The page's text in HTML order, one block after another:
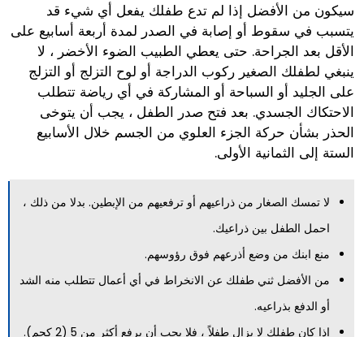
سيكون من الأفضل إذا لم تدع طفلك يفعل أي شيء قد
يتسبب في سقوط أو إصابة في الصدر لمدة أربعة أسابيع على
الأقل بعد الجراحة. حتى يعطي الطبيب الضوء الأخضر ، لا
ينبغي لطفلك الصغير ركوب الدراجة أو لوح التزلج أو التزلج
على الجليد أو السباحة أو المشاركة في أي رياضة تتطلب
الاحتكاك الجسدي. بعد فتح صدر الطفل ، يجب أن يتوخى
الحذر بشأن حركة الجزء العلوي من الجسم خلال الأسابيع
الستة إلى الثمانية الأولى.
لا تمسك الصغار من ذراعيهم أو ترفعيهم من الإبطين. بدلا من ذلك ،
احمل الطفل بين ذراعيك.
منع ابنك من وضع أذرعهم فوق رؤوسهم.
من الأفضل ثني طفلك عن الانخراط في أي أعمال تتطلب منه الشد
أو الدفع بذراعيه.
إذا كان طفلك لا يزال طفلاً ، فلا يجب أن يرفع أكثر من 5 (2 كجم).